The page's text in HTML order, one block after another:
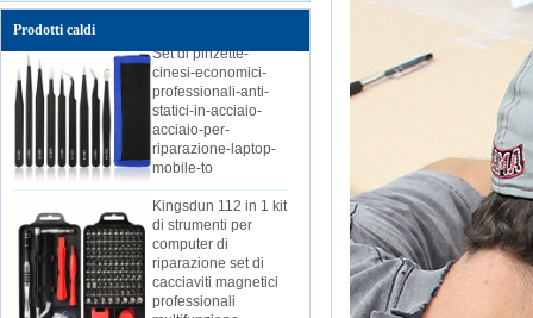
Prodotti caldi
cinesi-economici-
professionali-anti-
statici-in-acciaio-
acciaio-per-
riparazione-laptop-
mobile-to
Kingsdun 112 in 1 kit
di strumenti per
computer di
riparazione set di
cacciaviti magnetici
professionali
multifunzione